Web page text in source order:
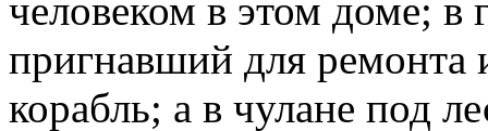
человеком в этом доме; в
пригнавший для ремонта
корабль; а в чулане под